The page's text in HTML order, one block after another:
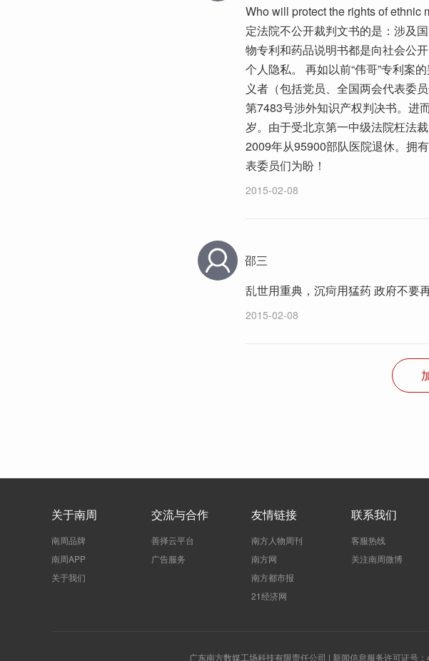
Who will protect the rights of ethnic
定法院不公开裁判文书的是：涉及
物专利和药品说明书都是向社会公
个人隐私。 再如以前“伟哥”专利案
义者（包括党员、全国两会代表委
第7483号涉外知识产权判决书。进
岁。由于受北京第一中级法院枉法
2009年从95900部队医院退休。拥
表委员们为盼！
2015-02-08
邵三
乱世用重典，沉疴用猛药 政府不要
2015-02-08
关于南周
南周品牌
南周APP
关于我们
交流与合作
善择云平台
广告服务
友情链接
南方人物周刊
南方网
南方都市报
21经济网
联系我们
客服热线
关注南周微博
广东南方数媒工场科技有限责任公司 | 新闻信息服务许可证号